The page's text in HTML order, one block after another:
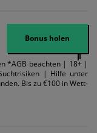
Bonus holen
*AGB beachten | 18+ |
| Hilfe unter
Bis zu €100 in Wett-
Einzahlung in
Wert platzieren